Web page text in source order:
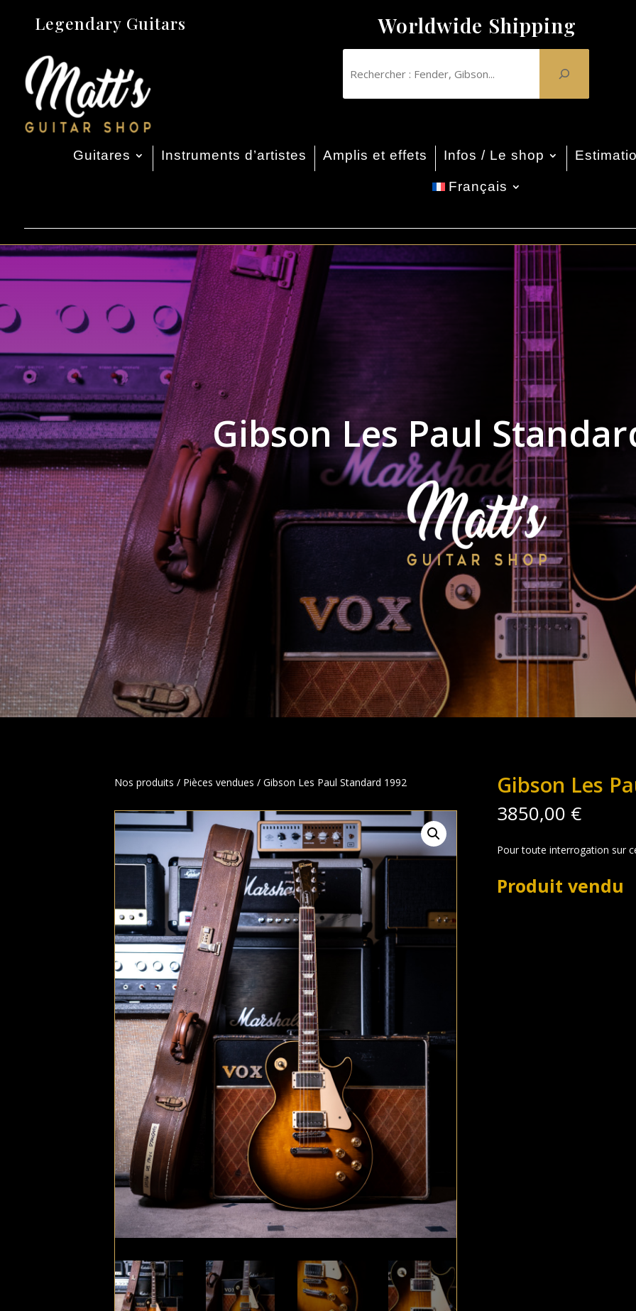
Legendary Guitars Worldwide Shipping
Guitares Instruments d’artistes Amplis et effets Infos / Le shop
Français
Gibson Les Paul
Nos produits / Pièces vendues / Gibson Les Paul Standard 1992 Gibson Les
3850,00 €
Pour toute interrogation sur
Produit vendu